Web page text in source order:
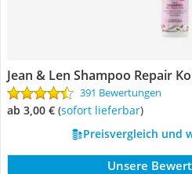
Jean & Len Shampoo Repair
391 Bewertungen
ab 3,00 € ( Sofort lieferbar)
Preisvergleich und
Unsere